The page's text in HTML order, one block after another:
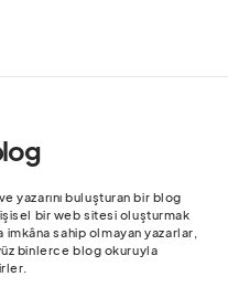
yazarını buluşturan bir blog
bir web sitesi oluşturmak
sahip olmayan yazarlar,
binlerce blog okuruyla